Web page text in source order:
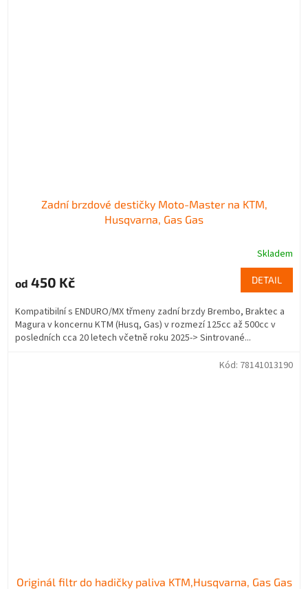
Zadní brzdové destičky Moto-Master na KTM,
Husqvarna, Gas Gas
Skladem
od 450 Kč DETAIL
Kompatibilní s ENDURO/MX třmeny zadní brzdy Brembo, Braktec a
Magura v koncernu KTM (Husq, Gas) v rozmezí 125cc až 500cc v
posledních cca 20 letech včetně roku 2025-> Sintrované...
Originál filtr do hadičky paliva KTM,Husqvarna, Gas Gas
Kód: 78141013190